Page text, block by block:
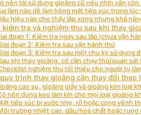
nên tái sử dụng gioăng cũ nếu nhìn vẫn còn
lầm nào dễ làm hỏng mặt tiếp xúc trong lúc
hiệu nào cho thấy lắp xong nhưng khả
kiểm tra và nghiệm thu sau khi thay
đoạn 1: Kiểm tra ngay sau lắp (chưa vận
đoạn 2: Kiểm tra sau vận hành thử
đoạn 3: Kiểm tra sau một chu kỳ sử dụng
khi thay gioăng, có cần chạy thử/quan
nghiệm thu tối thiểu cho người tự
trình thay gioăng cần thay đổi theo
cao su, gioăng giấy và gioăng kim loại
nên dùng keo làm kín cho mọi loại gioăng
tiếp xúc bị xước nhẹ, rỗ hoặc cong vênh
trường nhiệt cao, dầu/hoá chất hoặc